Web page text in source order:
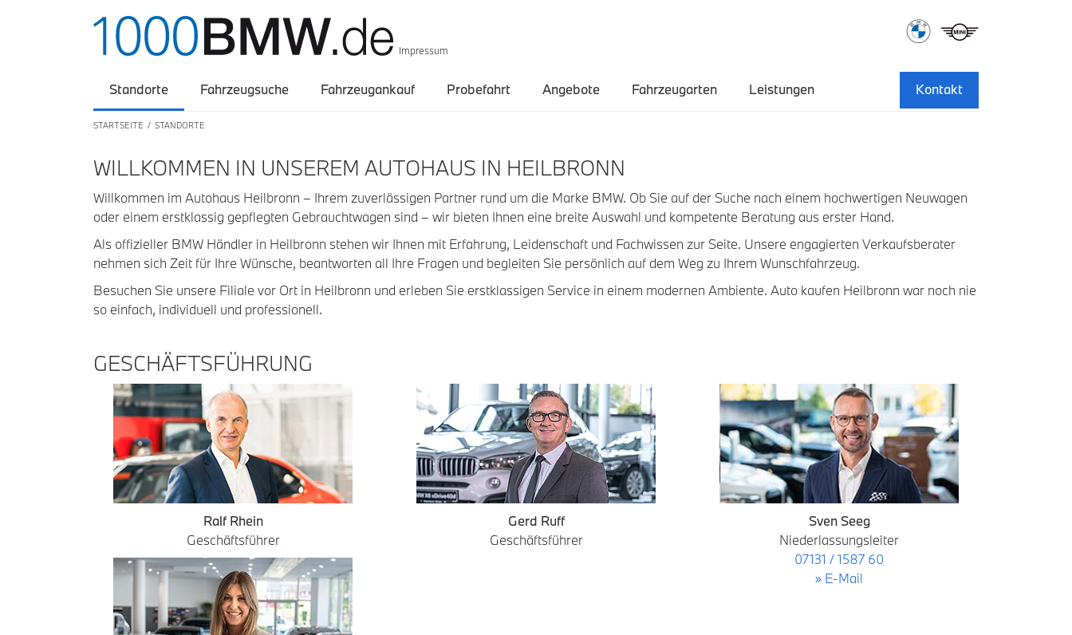
Impressum
Standorte Fahrzeugsuche Fahrzeugankauf Probefahrt Angebote Fahrzeugarten Leistungen Kontakt
STARTSEITE STANDORTE
WILLKOMMEN IN UNSEREM AUTOHAUS IN HEILBRONN
Willkommen im Autohaus Heilbronn – Ihrem zuverlässigen Partner rund um die Marke BMW. Ob Sie auf der Suche nach einem hochwertigen Neuwagen
oder einem erstklassig gepflegten Gebrauchtwagen sind – wir bieten Ihnen eine breite Auswahl und kompetente Beratung aus erster Hand.
Als offizieller BMW Händler in Heilbronn stehen wir Ihnen mit Erfahrung, Leidenschaft und Fachwissen zur Seite. Unsere engagierten Verkaufsberater
nehmen sich Zeit für Ihre Wünsche, beantworten all Ihre Fragen und begleiten Sie persönlich auf dem Weg zu Ihrem Wunschfahrzeug.
Besuchen Sie unsere Filiale vor Ort in Heilbronn und erleben Sie erstklassigen Service in einem modernen Ambiente. Auto kaufen Heilbronn war noch nie
so einfach, individuell und professionell.
GESCHÄFTSFÜHRUNG
Ralf Rhein
Geschäftsführer
Gerd Ruff
Geschäftsführer
Sven Seeg
Niederlassungsleiter
07131 / 1587 60
» E-Mail